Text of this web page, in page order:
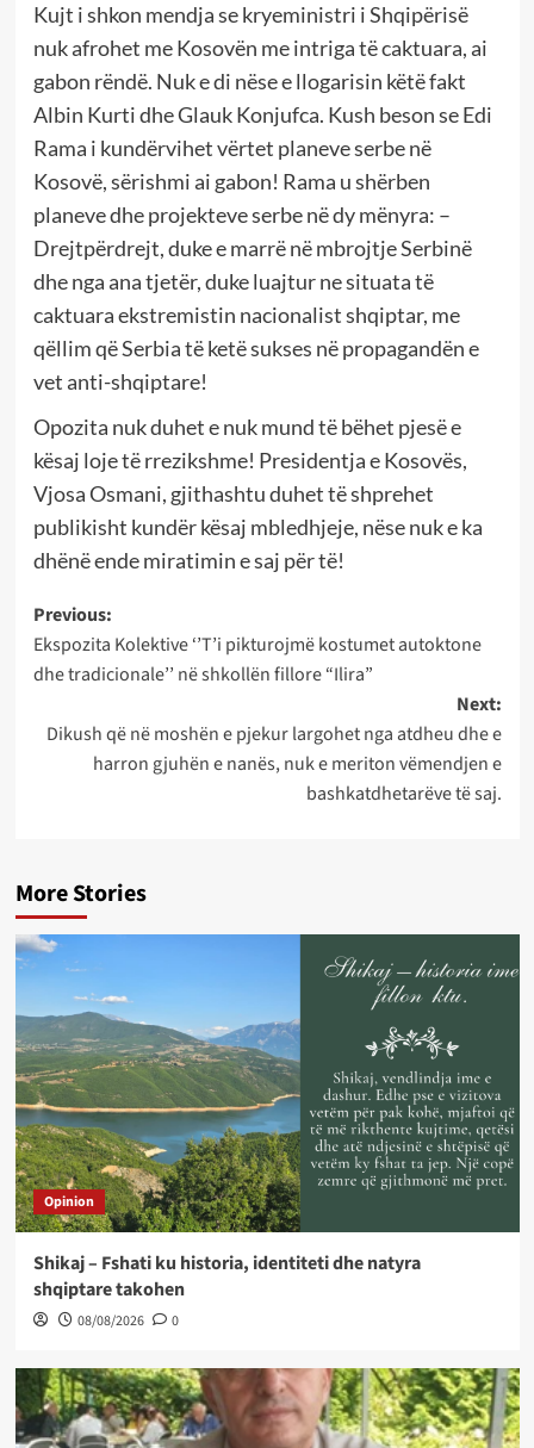
Kujt i shkon mendja se kryeministri i Shqipërisë
nuk afrohet me Kosovën me intriga të caktuara, ai
gabon rëndë. Nuk e di nëse e llogarisin këtë fakt
Albin Kurti dhe Glauk Konjufca. Kush beson se Edi
Rama i kundërvihet vërtet planeve serbe në
Kosovë, sërishmi ai gabon! Rama u shërben
planeve dhe projekteve serbe në dy mënyra: –
Drejtpërdrejt, duke e marrë në mbrojtje Serbinë
dhe nga ana tjetër, duke luajtur ne situata të
caktuara ekstremistin nacionalist shqiptar, me
qëllim që Serbia të ketë sukses në propagandën e
vet anti-shqiptare!
Opozita nuk duhet e nuk mund të bëhet pjesë e
kësaj loje të rrezikshme! Presidentja e Kosovës,
Vjosa Osmani, gjithashtu duhet të shprehet
publikisht kundër kësaj mbledhjeje, nëse nuk e ka
dhënë ende miratimin e saj për të!
Post
navigation
Previous:
Ekspozita Kolektive ‘’T’i pikturojmë kostumet autoktone
dhe tradicionale’’ në shkollën fillore “Ilira”
Next:
Dikush që në moshën e pjekur largohet nga atdheu dhe e
harron gjuhën e nanës, nuk e meriton vëmendjen e
bashkatdhetarëve të saj.
More Stories
Opinion
Shikaj – Fshati ku historia, identiteti dhe natyra
shqiptare takohen
08/08/2026 0